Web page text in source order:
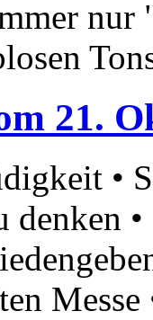
nur
21.
•